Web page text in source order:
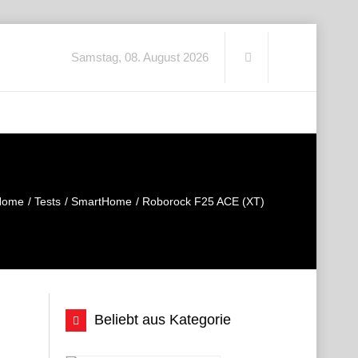
Samstag, 08. August 2026
Tests SmartHome Roborock F25 ACE (XT)
Beliebt aus Kategorie